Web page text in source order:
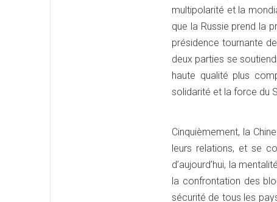
multipolarité et la
que la Russie prend la
présidence tournante
deux parties se
haute qualité plus
solidarité et la force du
Cinquièmement, la
leurs relations, et se
d’aujourd’hui, la
la confrontation des
sécurité de tous les